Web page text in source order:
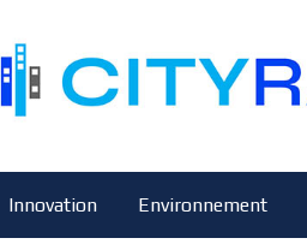
Innovation Environnement